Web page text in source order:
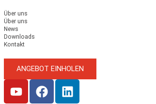
Über uns
Über uns
News
Downloads
Kontakt
ANGEBOT EINHOLEN